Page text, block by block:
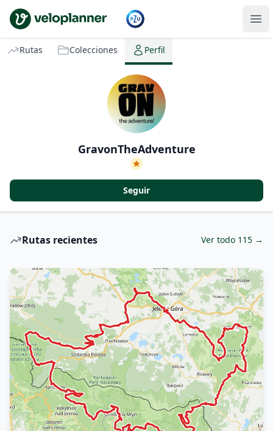
VeloPlanner
Rutas Colecciones Perfil
GravonTheAdventure
Seguir
Rutas recientes Ver todo 115 →